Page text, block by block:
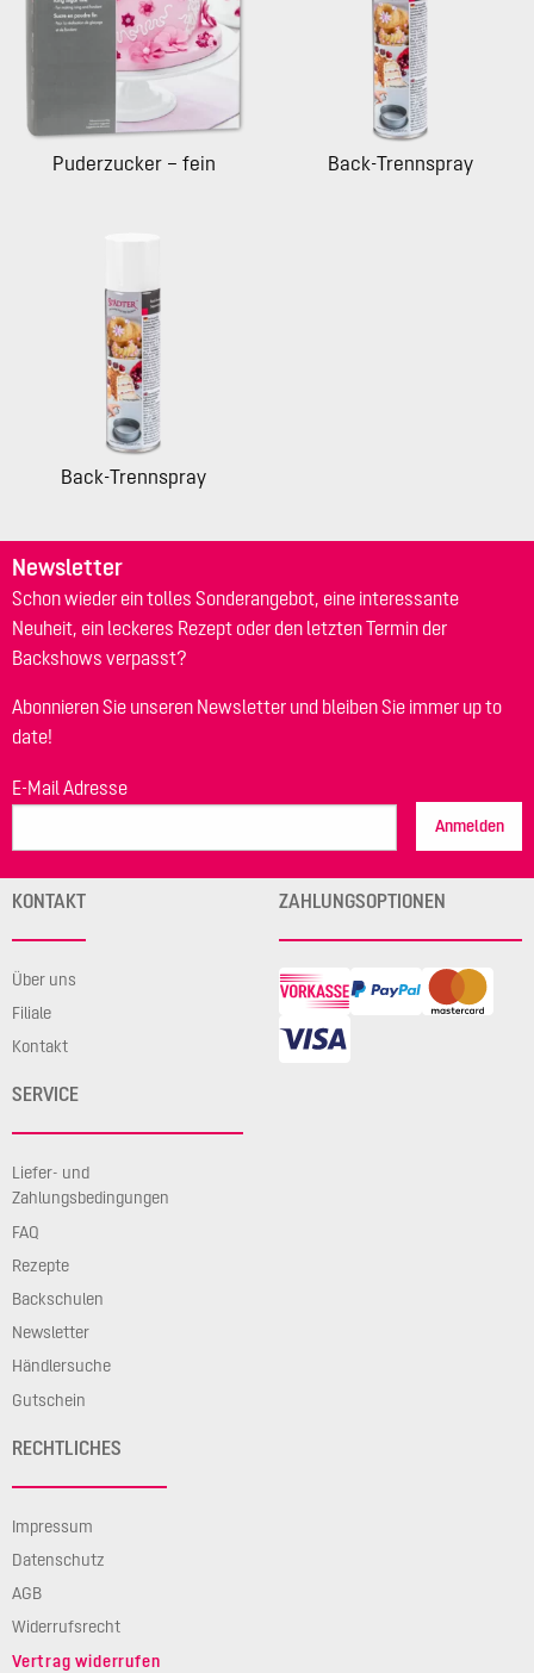
Puderzucker – fein Back-Trennspray
Back-Trennspray
Newsletter
Schon wieder ein tolles Sonderangebot, eine interessante
Neuheit, ein leckeres Rezept oder den letzten Termin der
Backshows verpasst?
Abonnieren Sie unseren Newsletter und bleiben Sie immer up to
date!
E-Mail Adresse
Anmelden
KONTAKT
Über uns
Filiale
Kontakt
SERVICE
Liefer- und
Zahlungsbedingungen
FAQ
Rezepte
Backschulen
Newsletter
Händlersuche
Gutschein
RECHTLICHES
Impressum
Datenschutz
AGB
Widerrufsrecht
Vertrag widerrufen
ZAHLUNGSOPTIONEN